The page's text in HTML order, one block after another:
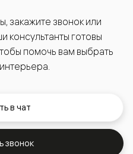
закажите звонок или
консультанты готовы
помочь вам выбрать
в чат
звонок